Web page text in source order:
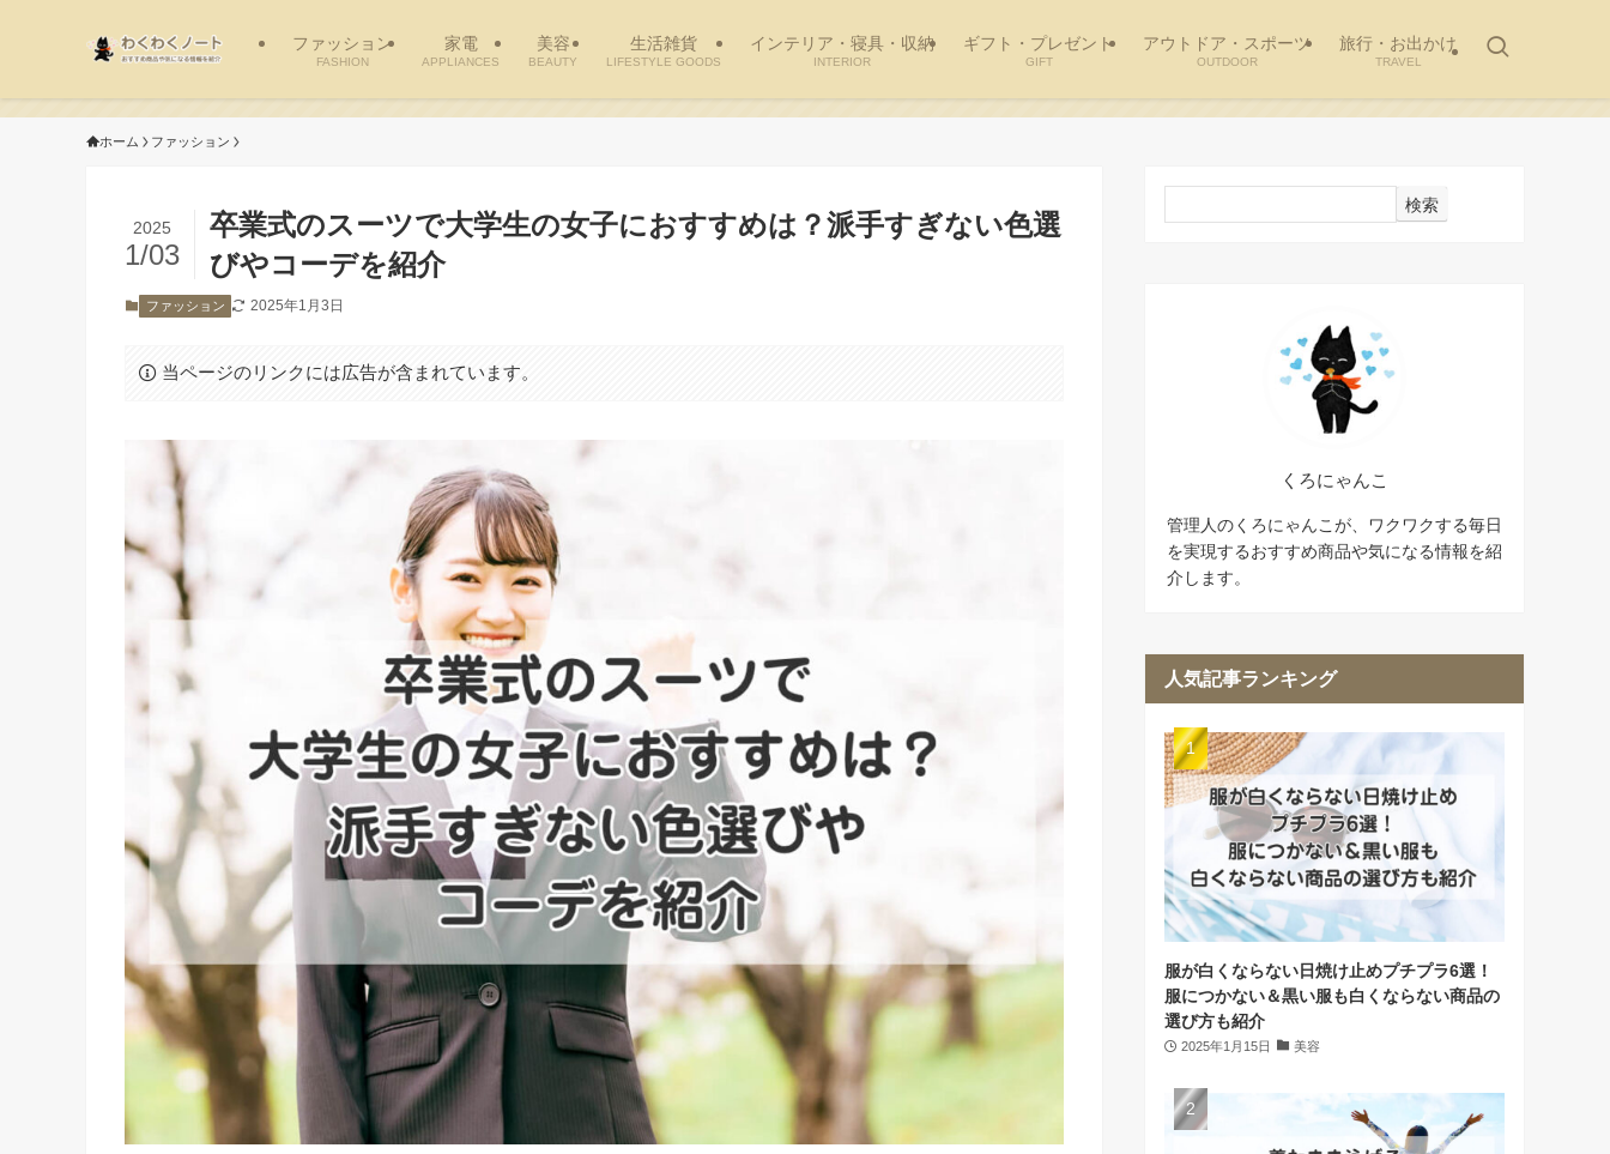
ファッション
FASHION
家電
APPLIANCES
美容
BEAUTY
生活雑貨
LIFESTYLE GOODS
インテリア・寝具・収納
INTERIOR
ギフト・プレゼント
GIFT
アウトドア・スポーツ
OUTDOOR
旅行・お出かけ
TRAVEL
ホーム ファッション
卒業式のスーツで大学生の女子におすすめは？派手すぎない色選
びやコーデを紹介
2025
1/03
ファッション 2025年1月3日
当ページのリンクには広告が含まれています。
検索
くろにゃんこ
管理人のくろにゃんこが、ワクワクする毎日
を実現するおすすめ商品や気になる情報を紹
介します。
人気記事ランキング
服が白くならない日焼け止めプチプラ6選！
服につかない＆黒い服も白くならない商品の
選び方も紹介
2025年1月15日 美容